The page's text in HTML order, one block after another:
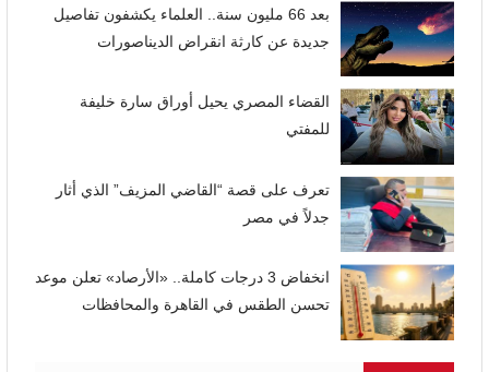
بعد 66 مليون سنة.. العلماء يكشفون تفاصيل
جديدة عن كارثة انقراض الديناصورات
القضاء المصري يحيل أوراق سارة خليفة
للمفتي
تعرف على قصة “القاضي المزيف” الذي أثار
جدلاً في مصر
انخفاض 3 درجات كاملة.. «الأرصاد» تعلن موعد
تحسن الطقس في القاهرة والمحافظات